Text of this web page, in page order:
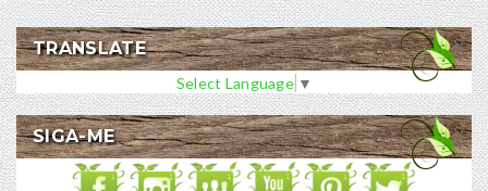
TRANSLATE
Select Language ▼
SIGA-ME